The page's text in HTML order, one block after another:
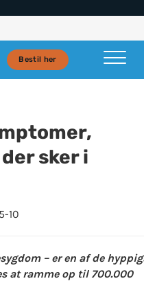
Bestil her
sker i
10
– er en af de
at ramme op til 700.000